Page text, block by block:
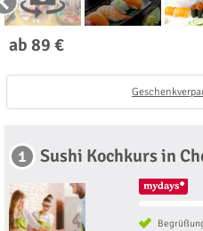
ab 89 €
1 Sushi Kochkurs in